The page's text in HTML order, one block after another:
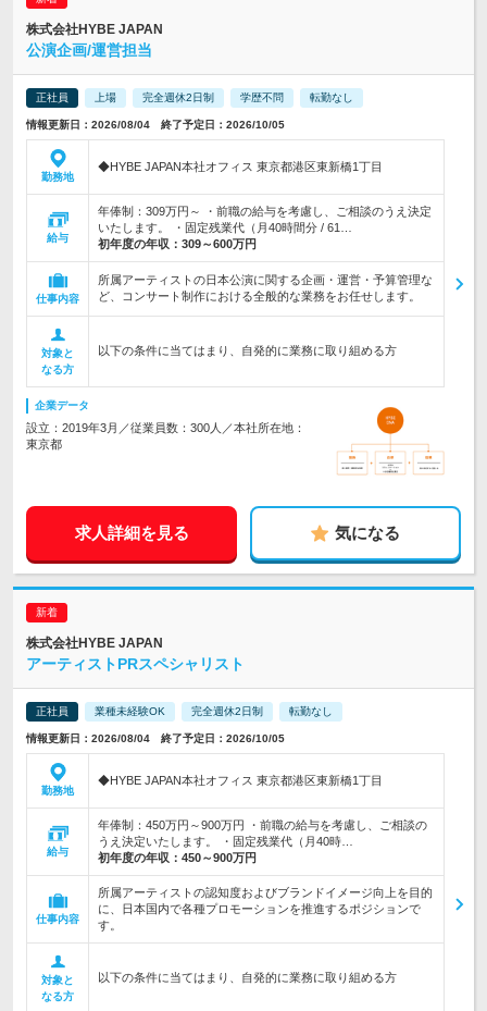
株式会社HYBE JAPAN
公演企画/運営担当
正社員 上場 完全週休2日制 学歴不問 転勤なし
情報更新日：2026/08/04 終了予定日：2026/10/05
勤務地
◆HYBE JAPAN本社オフィス 東京都港区東新橋1丁目
給与
年俸制：309万円～ ・前職の給与を考慮し、ご相談のうえ決定
いたします。 ・固定残業代（月40時間分 / 61…
初年度の年収： 309～600万円
仕事内容
所属アーティストの日本公演に関する企画・運営・予算管理な
ど、コンサート制作における全般的な業務をお任せします。
対象と
なる方
以下の条件に当てはまり、自発的に業務に取り組める方
企業データ
設立：2019年3月／従業員数：300人／本社所在地：
東京都
求人詳細を見る 気になる
株式会社HYBE JAPAN
アーティストPRスペシャリスト
正社員 業種未経験OK 完全週休2日制 転勤なし
情報更新日：2026/08/04 終了予定日：2026/10/05
勤務地
◆HYBE JAPAN本社オフィス 東京都港区東新橋1丁目
給与
年俸制：450万円～900万円 ・前職の給与を考慮し、ご相談の
うえ決定いたします。 ・固定残業代（月40時…
初年度の年収： 450～900万円
仕事内容
所属アーティストの認知度およびブランドイメージ向上を目的
に、日本国内で各種プロモーションを推進するポジションで
す。
対象と
なる方
以下の条件に当てはまり、自発的に業務に取り組める方